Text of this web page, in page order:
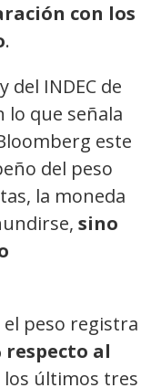
con los
.
del INDEC de
lo que señala
este
del peso
la moneda
sino
el peso registra
respecto al
los últimos tres